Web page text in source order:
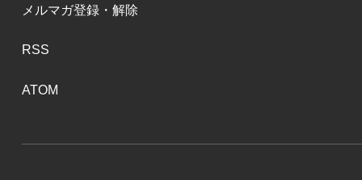
メルマガ登録・解除
RSS
ATOM